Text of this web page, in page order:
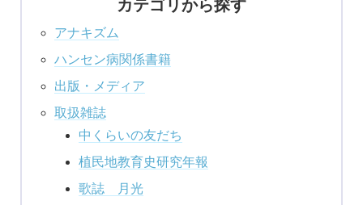
カテゴリから探す
アナキズム
ハンセン病関係書籍
出版・メディア
取扱雑誌
中くらいの友だち
植民地教育史研究年報
歌誌 月光